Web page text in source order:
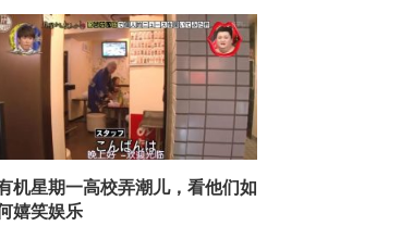
机星期一高校弄潮儿，看他们如
嬉笑娱乐